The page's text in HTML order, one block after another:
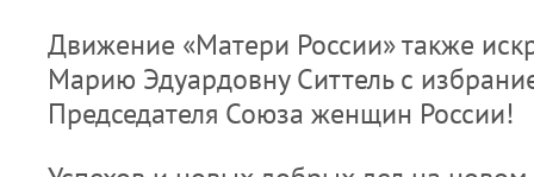
Движение «Матери России» также
Марию Эдуардовну Ситтель с
Председателя Союза женщин России!